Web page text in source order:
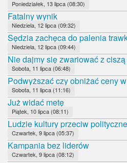
Poniedziałek, 13 lipca (08:30)
Fatalny wynik
Niedziela, 12 lipca (09:32)
Sędzia zachęca do palenia
Niedziela, 12 lipca (09:44)
Nie dajmy się zwariować z
Sobota, 11 lipca (06:48)
Podwyższać czy obniżać ceny
Sobota, 11 lipca (11:16)
Już widać metę
Piątek, 10 lipca (08:11)
Ludzie kultury przeciw
Czwartek, 9 lipca (05:37)
Kampania bez liderów
Czwartek, 9 lipca (08:12)